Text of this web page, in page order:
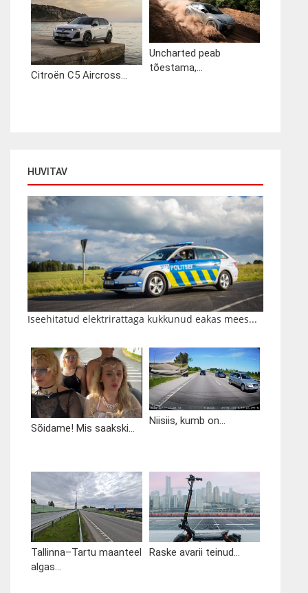
Citroën C5 Aircross...
Uncharted peab
tõestama,...
HUVITAV
Iseehitatud elektrirattaga kukkunud eakas mees...
Sõidame! Mis saakski...
Niisiis, kumb on...
Tallinna–Tartu maanteel
algas...
Raske avarii teinud...